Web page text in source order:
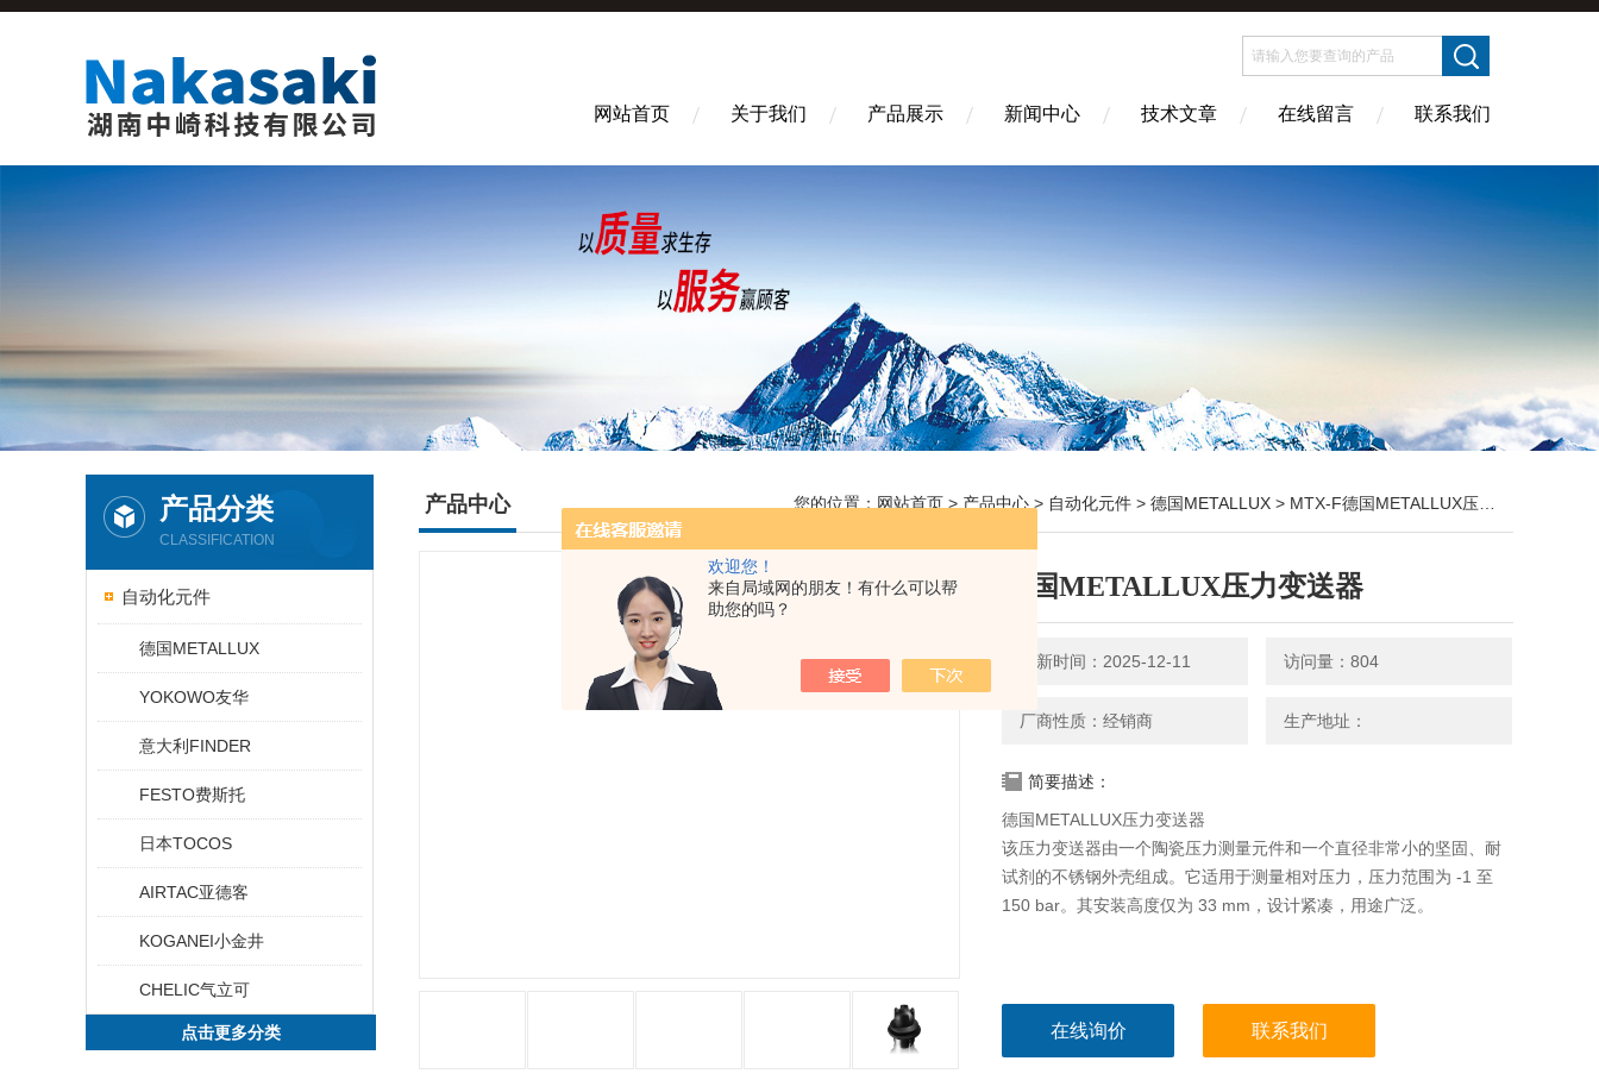
欢迎您！
来自局域网的朋友！有什么可以帮
助您的吗？
网站首页 关于我们 产品展示 新闻中心 技术文章 在线留言 联系我们
产品分类
CLASSIFICATION
自动化元件
德国METALLUX
YOKOWO友华
意大利FINDER
FESTO费斯托
日本TOCOS
AIRTAC亚德客
KOGANEI小金井
CHELIC气立可
点击更多分类
产品中心 您的位置： 网站首页 > 产品中心 > 自动化元件 > 德国METALLUX > MTX-F德国METALLUX压力变送器
德国METALLUX压力变送器
更新时间：2025-12-11 访问量：804
厂商性质：经销商 生产地址：
简要描述：
德国METALLUX压力变送器
该压力变送器由一个陶瓷压力测量元件和一个直径非常小的坚固、耐
试剂的不锈钢外壳组成。它适用于测量相对压力，压力范围为 -1 至
150 bar。其安装高度仅为 33 mm，设计紧凑，用途广泛。
在线询价 联系我们